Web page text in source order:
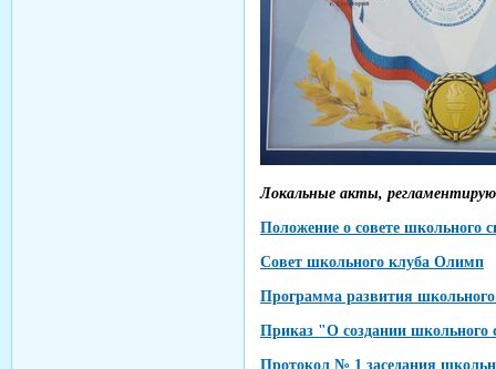
Локальные акты,
Положение о совете
Совет школьного клуба Олимп
Программа развития
Приказ "О создании
Протокол № 1 заседания